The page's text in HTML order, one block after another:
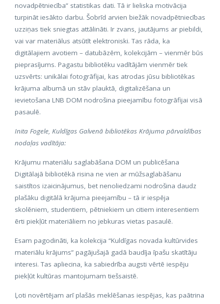
novadpētniecība” statistikas dati. Tā ir lieliska motivācija
turpināt iesākto darbu. Šobrīd arvien biežāk novadpētniecības
uzziņas tiek sniegtas attālināti. Ir zvans, jautājums ar piebildi,
vai var materiālus atsūtīt elektroniski. Tas rāda, ka
digitālajiem avotiem – datubāzēm, kolekcijām – vienmēr būs
pieprasījums. Pagastu bibliotēku vadītājām vienmēr tiek
uzsvērts: unikālai fotogrāfijai, kas atrodas jūsu bibliotēkas
krājuma albumā un stāv plauktā, digitalizēšana un
ievietošana LNB DOM nodrošina pieejamību fotogrāfijai visā
pasaulē.
Inita Fogele, Kuldīgas Galvenā bibliotēkas Krājuma pārvaldības
nodaļas vadītāja:
Krājumu materiālu saglabāšana DOM un publicēšana
Digitālajā bibliotēkā risina ne vien ar mūžsaglabāšanu
saistītos izaicinājumus, bet nenoliedzami nodrošina daudz
plašāku digitālā krājuma pieejamību – tā ir iespēja
skolēniem, studentiem, pētniekiem un citiem interesentiem
ērti piekļūt materiāliem no jebkuras vietas pasaulē.
Esam pagodināti, ka kolekcija “Kuldīgas novada kultūrvides
materiālu krājums” pagājušajā gadā baudīja īpašu skatītāju
interesi. Tas apliecina, ka sabiedrība augsti vērtē iespēju
piekļūt kultūras mantojumam tiešsaistē.
Ļoti novērtējam arī plašās meklēšanas iespējas, kas paātrina